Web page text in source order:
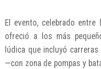
El evento, celebrado
ofreció a los más
lúdica que incluyó
—con zona de pompas y